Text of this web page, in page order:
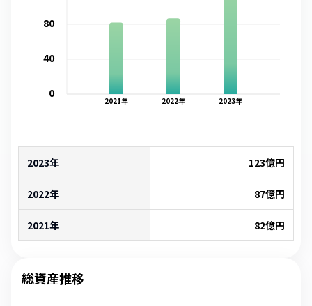
2021年 2022年 2023年
0
40
80
2023年 123億円
2022年 87億円
2021年 82億円
総資産推移